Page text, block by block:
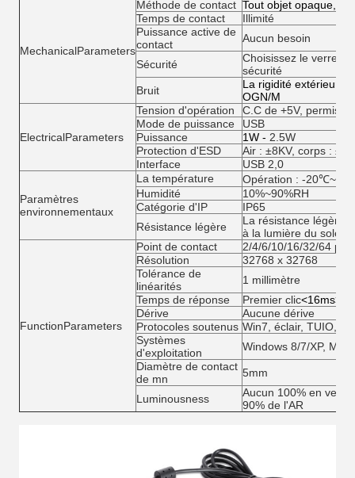
MechanicalParameters
Méthode de contact Tout objet opaque,
Temps de contact
Illimité
Puissance active de
contact
Aucun besoin
Sécurité
Choisissez le verre
sécurité
Bruit
La rigidité extérieure
OGN/M
ElectricalParameters
Tension d'opération
C.C de +5V, permis
Mode de puissance
USB
Puissance
1W - 2.5W
Protection d'ESD
Air : ±8KV, corps :
Interface
USB 2,0
Paramètres
environnementaux
La température
Opération : -
Humidité
10%~90%RH
Catégorie d'IP
IP65
Résistance légère
La résistance légère
à la lumière du soleil
FunctionParameters
Point de contact
2/4/6/10/16/32/64
Résolution
32768 x 32768
Tolérance de
linéarités
1 millimètre
Temps de réponse
Premier clic<16ms>
Dérive
Aucune dérive
Protocoles soutenus Win7, éclair, TUIO,
Systèmes
d'exploitation
Windows 8/7/XP,
Diamètre de contact
de mn
5mm
Luminousness
Aucun 100% en
90% de l'AR